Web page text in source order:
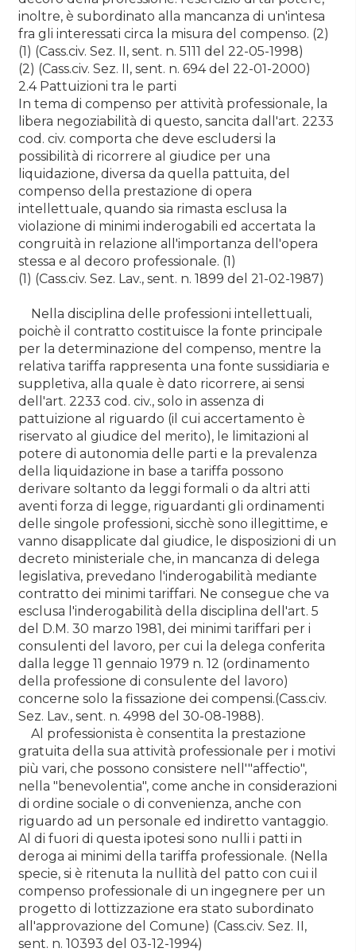
inoltre, è subordinato alla mancanza di un'intesa
fra gli interessati circa la misura del compenso. (2)
(1) (Cass.civ. Sez. II, sent. n. 5111 del 22-05-1998)
(2) (Cass.civ. Sez. II, sent. n. 694 del 22-01-2000)
2.4 Pattuizioni tra le parti
In tema di compenso per attività professionale, la
libera negoziabilità di questo, sancita dall'art. 2233
cod. civ. comporta che deve escludersi la
possibilità di ricorrere al giudice per una
liquidazione, diversa da quella pattuita, del
compenso della prestazione di opera
intellettuale, quando sia rimasta esclusa la
violazione di minimi inderogabili ed accertata la
congruità in relazione all'importanza dell'opera
stessa e al decoro professionale. (1)
(1) (Cass.civ. Sez. Lav., sent. n. 1899 del 21-02-1987)
Nella disciplina delle professioni intellettuali,
poichè il contratto costituisce la fonte principale
per la determinazione del compenso, mentre la
relativa tariffa rappresenta una fonte sussidiaria e
suppletiva, alla quale è dato ricorrere, ai sensi
dell'art. 2233 cod. civ., solo in assenza di
pattuizione al riguardo (il cui accertamento è
riservato al giudice del merito), le limitazioni al
potere di autonomia delle parti e la prevalenza
della liquidazione in base a tariffa possono
derivare soltanto da leggi formali o da altri atti
aventi forza di legge, riguardanti gli ordinamenti
delle singole professioni, sicchè sono illegittime, e
vanno disapplicate dal giudice, le disposizioni di un
decreto ministeriale che, in mancanza di delega
legislativa, prevedano l'inderogabilità mediante
contratto dei minimi tariffari. Ne consegue che va
esclusa l'inderogabilità della disciplina dell'art. 5
del D.M. 30 marzo 1981, dei minimi tariffari per i
consulenti del lavoro, per cui la delega conferita
dalla legge 11 gennaio 1979 n. 12 (ordinamento
della professione di consulente del lavoro)
concerne solo la fissazione dei compensi.(Cass.civ.
Sez. Lav., sent. n. 4998 del 30-08-1988).
Al professionista è consentita la prestazione
gratuita della sua attività professionale per i motivi
più vari, che possono consistere nell'"affectio",
nella "benevolentia", come anche in considerazioni
di ordine sociale o di convenienza, anche con
riguardo ad un personale ed indiretto vantaggio.
Al di fuori di questa ipotesi sono nulli i patti in
deroga ai minimi della tariffa professionale. (Nella
specie, si è ritenuta la nullità del patto con cui il
compenso professionale di un ingegnere per un
progetto di lottizzazione era stato subordinato
all'approvazione del Comune) (Cass.civ. Sez. II,
sent. n. 10393 del 03-12-1994)